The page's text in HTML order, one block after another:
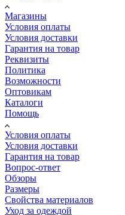
Магазины
Условия оплаты
Условия доставки
Гарантия на товар
Реквизиты
Политика
Возможности
Оптовикам
Каталоги
Помощь
Условия оплаты
Условия доставки
Гарантия на товар
Вопрос-ответ
Обзоры
Размеры
Свойства материалов
Уход за одеждой